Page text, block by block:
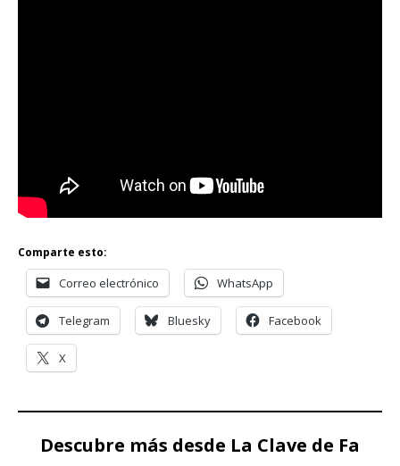
Comparte esto:
Correo electrónico WhatsApp
Telegram Bluesky Facebook
X
Descubre más desde La Clave de Fa